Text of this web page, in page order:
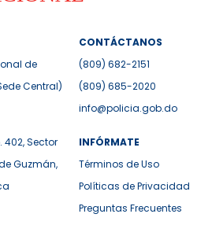
de
Central)
402, Sector
Guzmán,
CONTÁCTANOS
(809) 682-2151
(809) 685-2020
info@policia.gob.do
INFÓRMATE
Términos de Uso
Políticas de Privacidad
Preguntas Frecuentes